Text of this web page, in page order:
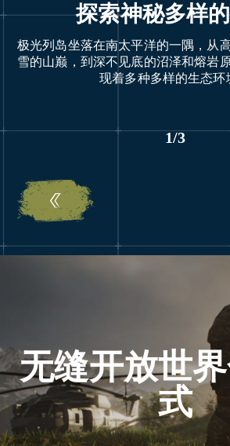
探索神秘多样
极光列岛坐落在南太平洋的一隅，从
雪的山巅，到深不见底的沼泽和熔岩
现着多种多样的生态环
1/3
无缝开放世
式